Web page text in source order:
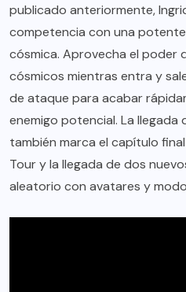
publicado anteriormente,
competencia con una
cósmica. Aprovecha el poder
cósmicos mientras entra y
de ataque para acabar
enemigo potencial. La llegada
también marca el capítulo
Tour y la llegada de dos
aleatorio con avatares y